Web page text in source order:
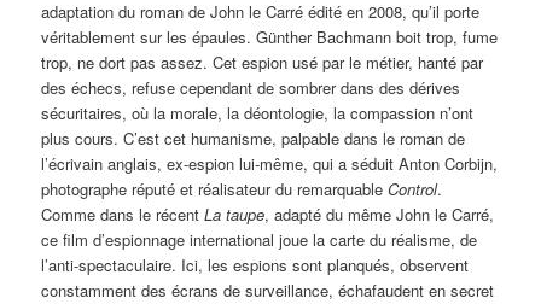
adaptation du roman de John le Carré édité en 2008, qu’il porte
véritablement sur les épaules. Günther Bachmann boit trop, fume
trop, ne dort pas assez. Cet espion usé par le métier, hanté par
des échecs, refuse cependant de sombrer dans des dérives
sécuritaires, où la morale, la déontologie, la compassion n’ont
plus cours. C’est cet humanisme, palpable dans le roman de
l’écrivain anglais, ex-espion lui-même, qui a séduit Anton Corbijn,
photographe réputé et réalisateur du remarquableControl.
Comme dans le récentLa taupe, adapté du même John le Carré,
ce film d’espionnage international joue la carte du réalisme, de
l’anti-spectaculaire. Ici, les espions sont planqués, observent
constamment des écrans de surveillance, échafaudent en secret